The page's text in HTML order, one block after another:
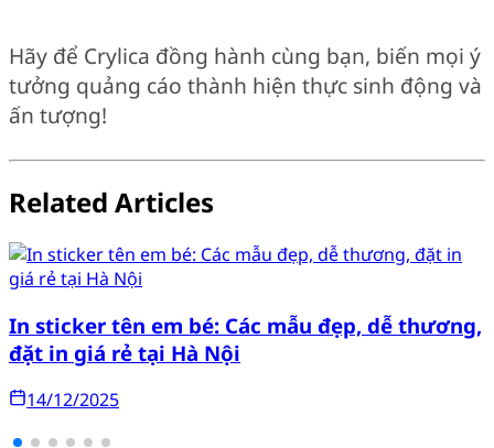
Hãy để Crylica đồng hành cùng bạn, biến mọi ý
tưởng quảng cáo thành hiện thực sinh động và
ấn tượng!
Related Articles
In sticker tên em bé: Các mẫu đẹp, dễ thương,
đặt in giá rẻ tại Hà Nội
14/12/2025